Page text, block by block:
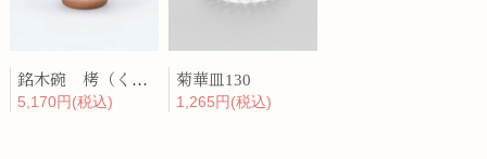
銘木碗 栲（くるみ）
5,170円(税込)
菊華皿130
1,265円(税込)